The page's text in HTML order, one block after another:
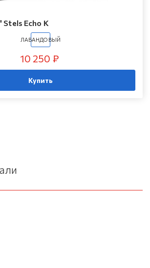
Stels Echo K
ЛАВАНДОВЫЙ
10 250 ₽
Купить